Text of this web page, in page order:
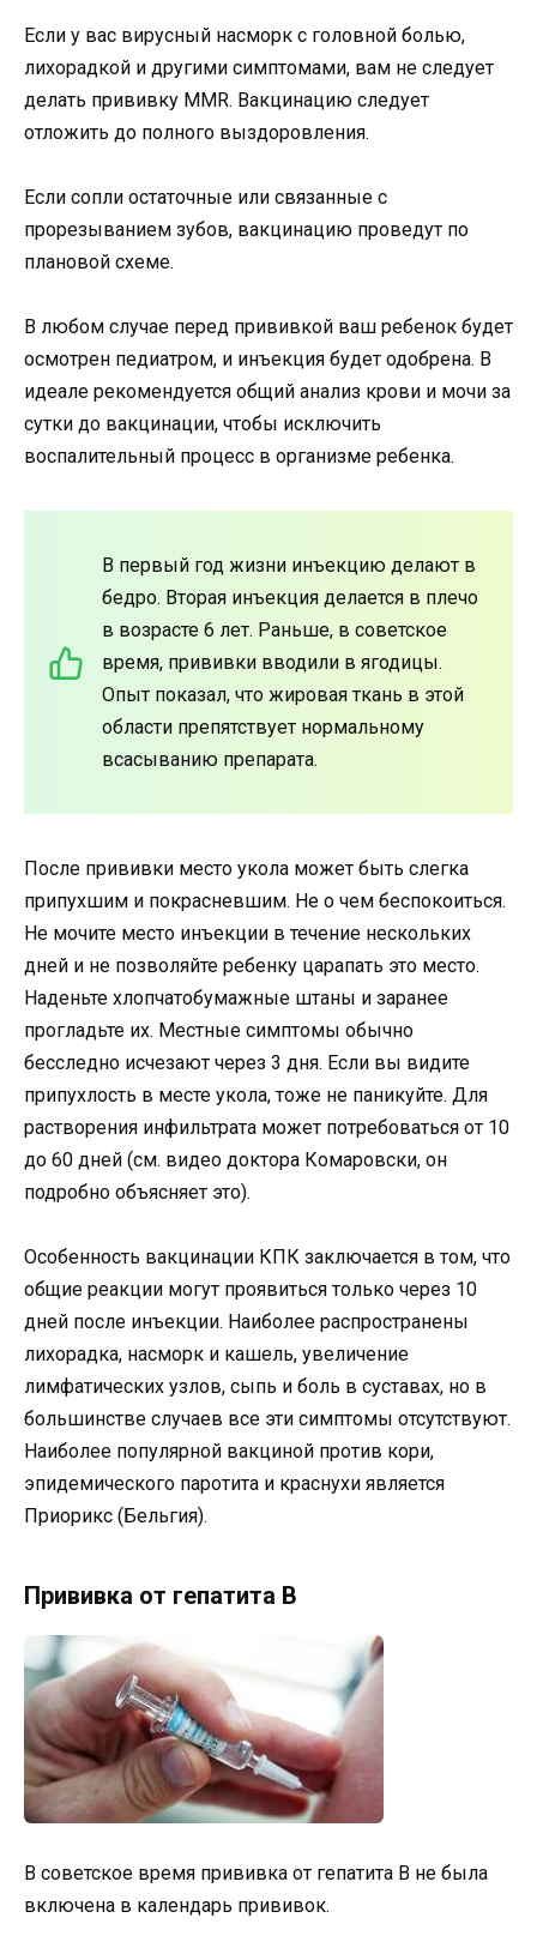
Если у вас вирусный насморк с головной болью,
лихорадкой и другими симптомами, вам не следует
делать прививку MMR. Вакцинацию следует
отложить до полного выздоровления.
Если сопли остаточные или связанные с
прорезыванием зубов, вакцинацию проведут по
плановой схеме.
В любом случае перед прививкой ваш ребенок будет
осмотрен педиатром, и инъекция будет одобрена. В
идеале рекомендуется общий анализ крови и мочи за
сутки до вакцинации, чтобы исключить
воспалительный процесс в организме ребенка.
В первый год жизни инъекцию делают в
бедро. Вторая инъекция делается в плечо
в возрасте 6 лет. Раньше, в советское
время, прививки вводили в ягодицы.
Опыт показал, что жировая ткань в этой
области препятствует нормальному
всасыванию препарата.
После прививки место укола может быть слегка
припухшим и покрасневшим. Не о чем беспокоиться.
Не мочите место инъекции в течение нескольких
дней и не позволяйте ребенку царапать это место.
Наденьте хлопчатобумажные штаны и заранее
прогладьте их. Местные симптомы обычно
бесследно исчезают через 3 дня. Если вы видите
припухлость в месте укола, тоже не паникуйте. Для
растворения инфильтрата может потребоваться от 10
до 60 дней (см. видео доктора Комаровски, он
подробно объясняет это).
Особенность вакцинации КПК заключается в том, что
общие реакции могут проявиться только через 10
дней после инъекции. Наиболее распространены
лихорадка, насморк и кашель, увеличение
лимфатических узлов, сыпь и боль в суставах, но в
большинстве случаев все эти симптомы отсутствуют.
Наиболее популярной вакциной против кори,
эпидемического паротита и краснухи является
Приорикс (Бельгия).
Прививка от гепатита В
В советское время прививка от гепатита В не была
включена в календарь прививок.